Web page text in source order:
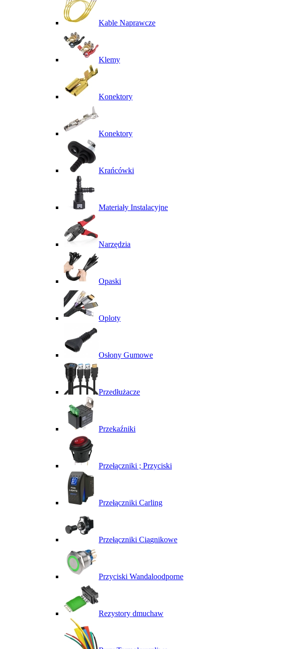
Kable Naprawcze
Klemy
Konektory
Konektory
Krańcówki
Materiały Instalacyjne
Narzędzia
Opaski
Oploty
Osłony Gumowe
Przedłużacze
Przekaźniki
Przełączniki ; Przyciski
Przełączniki Carling
Przełączniki Ciągnikowe
Przyciski Wandaloodporne
Rezystory dmuchaw